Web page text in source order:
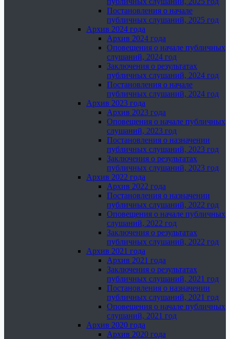
Постановления о начале
публичных слушаний, 2025 год
Архив 2024 года
Архив 2024 года
Оповещения о начале публичных
слушаний, 2024 год
Заключения о результатах
публичных слушаний, 2024 год
Постановления о начале
публичных слушаний, 2024 год
Архив 2023 года
Архив 2023 года
Оповещения о начале публичных
слушаний, 2023 год
Постановления о назначении
публичных слушаний, 2023 год
Заключения о результатах
публичных слушаний, 2023 год
Архив 2022 года
Архив 2022 года
Постановления о назначении
публичных слушаний, 2022 год
Оповещения о начале публичных
слушаний, 2022 год
Заключения о результатах
публичных слушаний, 2022 год
Архив 2021 года
Архив 2021 года
Заключения о результатах
публичных слушаний, 2021 год
Постановления о назначении
публичных слушаний, 2021 год
Оповещения о начале публичных
слушаний, 2021 год
Архив 2020 года
Архив 2020 года